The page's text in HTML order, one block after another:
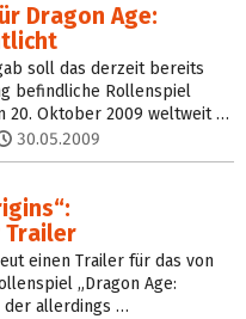
Dragon Age:
soll das derzeit bereits
befindliche Rollenspiel
20. Oktober 2009 weltweit …
30.05.2009
Trailer
einen Trailer für das von
„Dragon Age:
der allerdings …